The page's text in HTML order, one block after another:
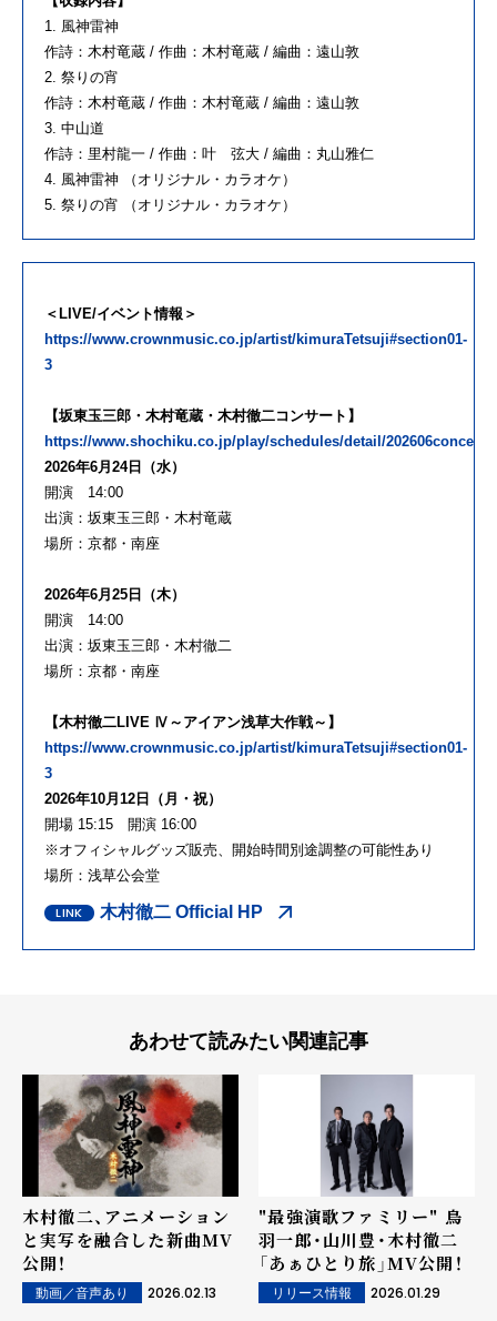
1. 風神雷神
作詩：木村竜蔵 / 作曲：木村竜蔵 / 編曲：遠山敦
2. 祭りの宵
作詩：木村竜蔵 / 作曲：木村竜蔵 / 編曲：遠山敦
3. 中山道
作詩：里村龍一 / 作曲：叶 弦大 / 編曲：丸山雅仁
4. 風神雷神 （オリジナル・カラオケ）
5. 祭りの宵 （オリジナル・カラオケ）
＜LIVE/イベント情報＞
https://www.crownmusic.co.jp/artist/kimuraTetsuji#section01-
3
【坂東玉三郎・木村竜蔵・木村徹二コンサート】
https://www.shochiku.co.jp/play/schedules/detail/202606concert/
2026年6月24日（水）
開演 14:00
出演：坂東玉三郎・木村竜蔵
場所：京都・南座
2026年6月25日（木）
開演 14:00
出演：坂東玉三郎・木村徹二
場所：京都・南座
【木村徹二LIVE Ⅳ～アイアン浅草大作戦～】
https://www.crownmusic.co.jp/artist/kimuraTetsuji#section01-
3
2026年10月12日（月・祝）
開場 15:15 開演 16:00
※オフィシャルグッズ販売、開始時間別途調整の可能性あり
場所：浅草公会堂
木村徹二 Official HP
あわせて読みたい関連記事
木村徹二、アニメーション
と実写を融合した新曲MV
公開！
動画／音声あり 2026.02.13
"最強演歌ファミリー" 鳥
羽一郎・山川豊・木村徹二
「あぁひとり旅」MV公開！
リリース情報 2026.01.29